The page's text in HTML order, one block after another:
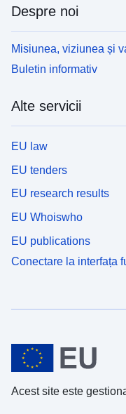
Despre noi
Misiunea, viziunea și
Buletin informativ
Alte servicii
EU law
EU tenders
EU research results
EU Whoiswho
EU publications
Conectare la interfața
Acest site este